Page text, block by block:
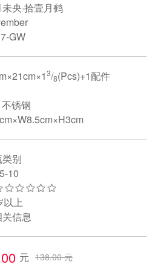
央·拾壹月鹤
GW
3/8(Pcs)+1配件
锈钢
别
10
以上
信息
元 138.00 元